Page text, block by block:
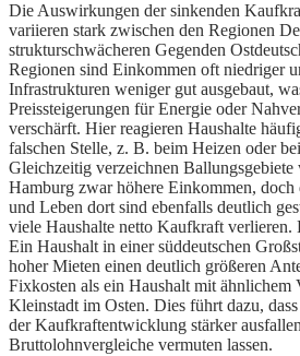
Die Auswirkungen der sinkenden
variieren stark zwischen den Regionen
strukturschwächeren Gegenden
Regionen sind Einkommen oft niedriger
Infrastrukturen weniger gut ausgebaut,
Preissteigerungen für Energie oder
verschärft. Hier reagieren Haushalte
falschen Stelle, z. B. beim Heizen oder
Gleichzeitig verzeichnen
Hamburg zwar höhere Einkommen,
und Leben dort sind ebenfalls deutlich
viele Haushalte netto Kaufkraft verlieren.
Ein Haushalt in einer süddeutschen
hoher Mieten einen deutlich größeren
Fixkosten als ein Haushalt mit ähnlichem
Kleinstadt im Osten. Dies führt dazu,
der Kaufkraftentwicklung stärker
Bruttolohnvergleiche vermuten lassen.